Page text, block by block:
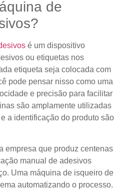
de
é um dispositivo
ou etiquetas nos
etiqueta seja colocada com
pode pensar nisso como uma
e precisão para facilitar
são amplamente utilizadas
a identificação do produto são
empresa que produz centenas
manual de adesivos
Uma máquina de isqueiro de
automatizando o processo.